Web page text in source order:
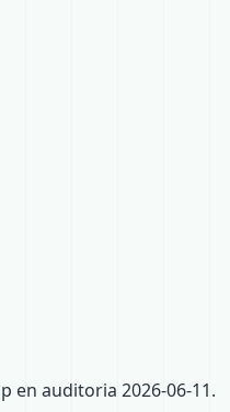
en auditoria 2026-06-11.